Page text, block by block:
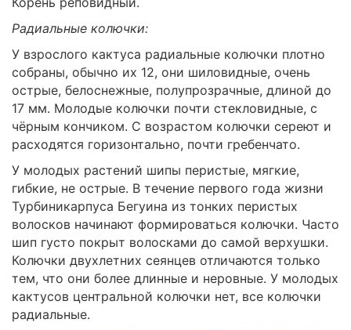
Радиальные колючки:
У взрослого кактуса радиальные колючки плотно
собраны, обычно их 12, они шиловидные, очень
острые, белоснежные, полупрозрачные, длиной до
17 мм. Молодые колючки почти стекловидные, с
чёрным кончиком. С возрастом колючки сереют и
расходятся горизонтально, почти гребенчато.
У молодых растений шипы перистые, мягкие,
гибкие, не острые. В течение первого года жизни
Турбиникарпуса Бегуина из тонких перистых
волосков начинают формироваться колючки. Часто
шип густо покрыт волосками до самой верхушки.
Колючки двухлетних сеянцев отличаются только
тем, что они более длинные и неровные. У молодых
кактусов центральной колючки нет, все колючки
радиальные.